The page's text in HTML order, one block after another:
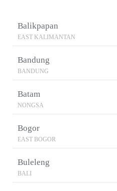
Balikpapan
EAST KALIMANTAN
Bandung
BANDUNG
Batam
NONGSA
Bogor
EAST BOGOR
Buleleng
BALI